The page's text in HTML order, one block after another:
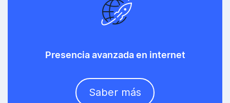
Presencia avanzada en internet
Saber más